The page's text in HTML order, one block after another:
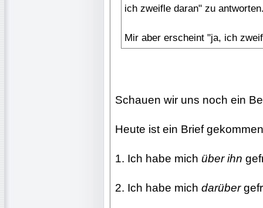
ich zweifle daran" zu
Mir aber erscheint "ja, ich
Schauen wir uns noch ein
Heute ist ein Brief
1. Ich habe mich über ihn
2. Ich habe mich darüber